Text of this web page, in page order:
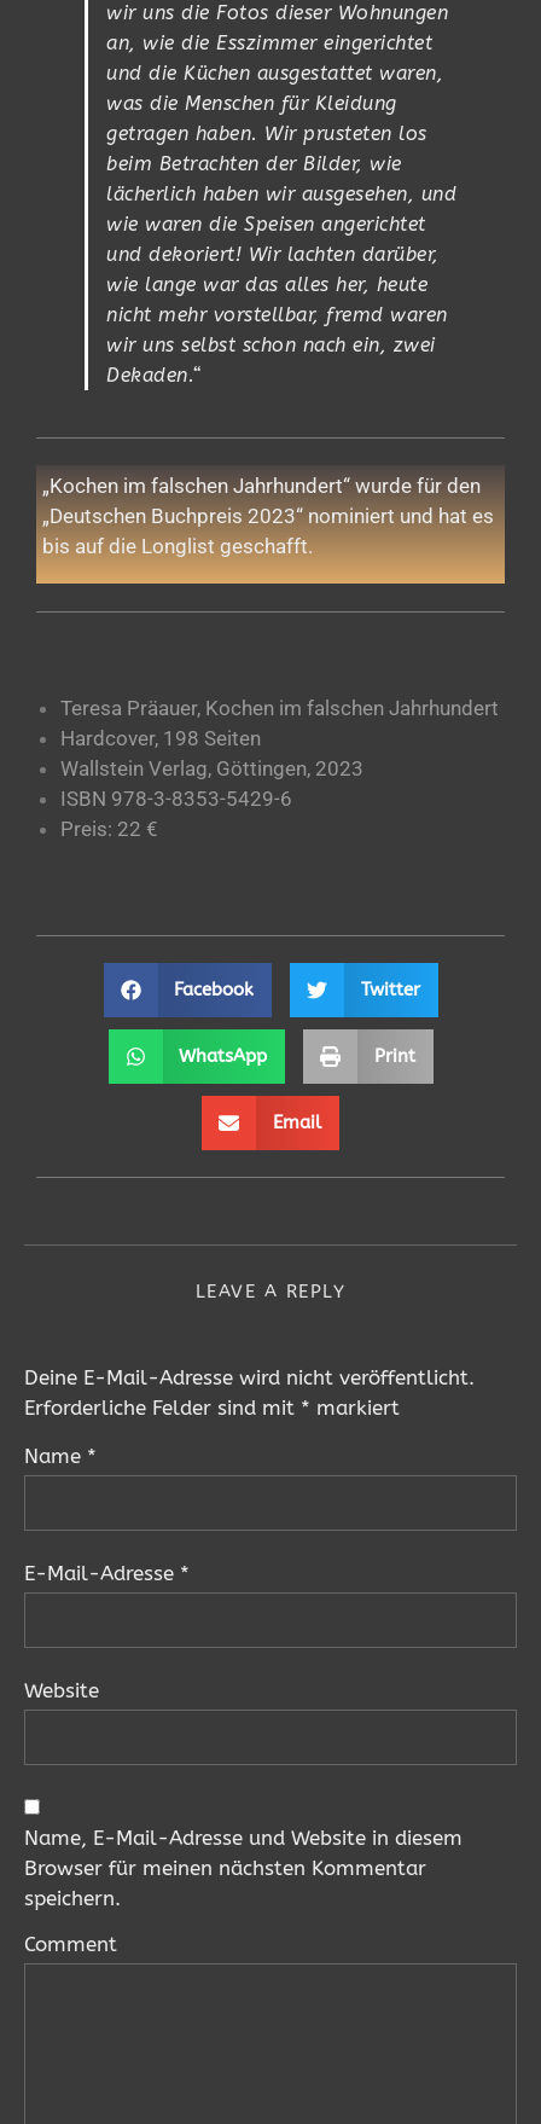
wir uns die Fotos dieser Wohnungen
an, wie die Esszimmer eingerichtet
und die Küchen ausgestattet waren,
was die Menschen für Kleidung
getragen haben. Wir prusteten los
beim Betrachten der Bilder, wie
lächerlich haben wir ausgesehen, und
wie waren die Speisen angerichtet
und dekoriert! Wir lachten darüber,
wie lange war das alles her, heute
nicht mehr vorstellbar, fremd waren
wir uns selbst schon nach ein, zwei
Dekaden.“
„Kochen im falschen Jahrhundert“ wurde für den
„Deutschen Buchpreis 2023“ nominiert und hat es
bis auf die Longlist geschafft.
Teresa Präauer, Kochen im falschen Jahrhundert
Hardcover, 198 Seiten
Wallstein Verlag, Göttingen, 2023
ISBN 978-3-8353-5429-6
Preis: 22 €
Facebook Twitter
WhatsApp Print
Email
LEAVE A REPLY
Deine E-Mail-Adresse wird nicht veröffentlicht.
Erforderliche Felder sind mit * markiert
Name *
E-Mail-Adresse *
Website
Name, E-Mail-Adresse und Website in diesem
Browser für meinen nächsten Kommentar
speichern.
Comment